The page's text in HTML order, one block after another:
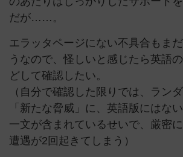
だが……。
エラッタページにない不具合もま
うなので、怪しいと感じたら英語
どして確認したい。
（自分で確認した限りでは、ラン
「新たな脅威」に、英語版にはな
一文が含まれているせいで、厳密
遭遇が2回起きてしまう）